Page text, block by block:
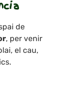
de
, per venir
el cau,